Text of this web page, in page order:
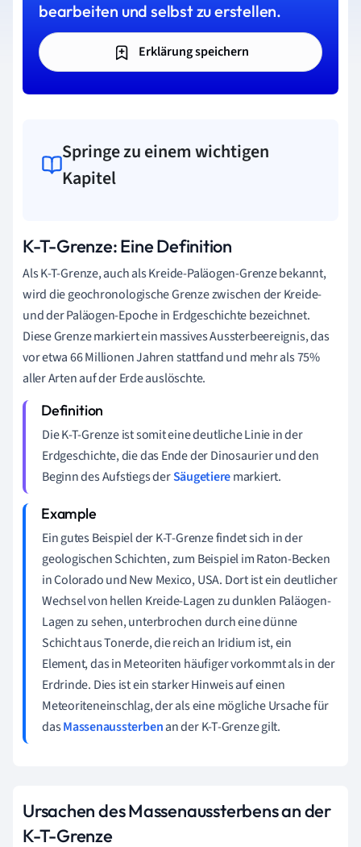
bearbeiten und selbst zu erstellen.
Erklärung speichern
Springe zu einem wichtigen
Kapitel
K-T-Grenze: Eine Definition
Als K-T-Grenze, auch als Kreide-Paläogen-Grenze bekannt,
wird die geochronologische Grenze zwischen der Kreide-
und der Paläogen-Epoche in Erdgeschichte bezeichnet.
Diese Grenze markiert ein massives Aussterbeereignis, das
vor etwa 66 Millionen Jahren stattfand und mehr als 75%
aller Arten auf der Erde auslöschte.
Die K-T-Grenze ist somit eine deutliche Linie in der
Erdgeschichte, die das Ende der Dinosaurier und den
Beginn des Aufstiegs derSäugetieremarkiert.
Ein gutes Beispiel der K-T-Grenze findet sich in der
geologischen Schichten, zum Beispiel im Raton-Becken
in Colorado und New Mexico, USA. Dort ist ein deutlicher
Wechsel von hellen Kreide-Lagen zu dunklen Paläogen-
Lagen zu sehen, unterbrochen durch eine dünne
Schicht aus Tonerde, die reich an Iridium ist, ein
Element, das in Meteoriten häufiger vorkommt als in der
Erdrinde. Dies ist ein starker Hinweis auf einen
Meteoriteneinschlag, der als eine mögliche Ursache für
dasMassenaussterbenan der K-T-Grenze gilt.
Ursachen des Massenaussterbens an der
K-T-Grenze